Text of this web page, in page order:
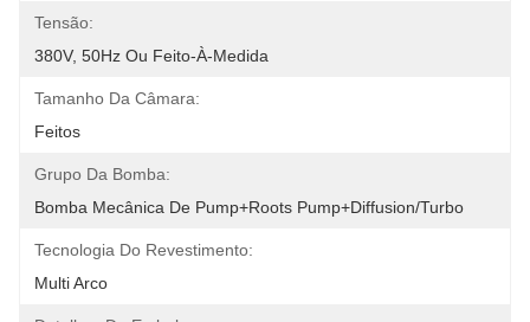
Tensão:
380V, 50Hz Ou Feito-À-Medida
Tamanho Da Câmara:
Feitos
Grupo Da Bomba:
Bomba Mecânica De Pump+Roots Pump+Diffusion/Turbo
Tecnologia Do Revestimento:
Multi Arco